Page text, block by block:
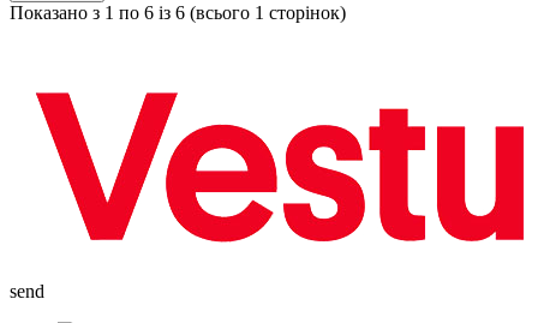
Показано з 1 по 6 із 6 (всього 1 сторінок)
send